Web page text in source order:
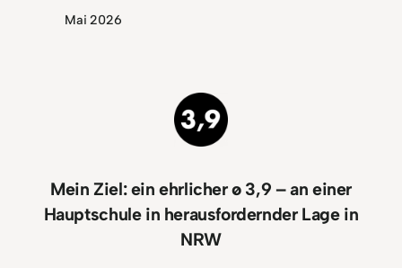
Mai 2026
Mein Ziel: ein ehrlicher ø 3,9 – an einer
Hauptschule in herausfordernder Lage in
NRW